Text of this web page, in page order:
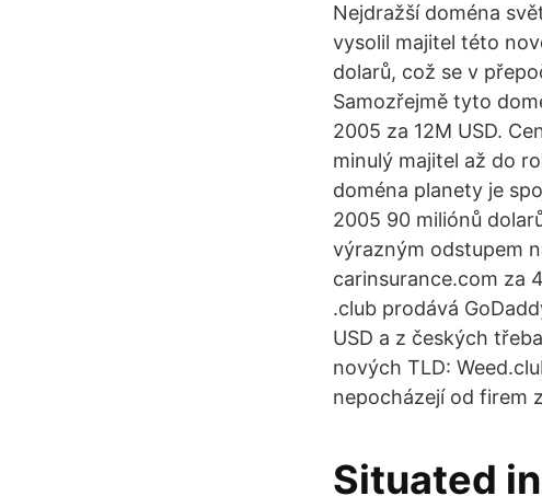
Nejdražší doména
vysolil majitel této
dolarů, což se v
Samozřejmě tyto
2005 za 12M USD.
minulý majitel až do
doména planety je
2005 90 miliónů
výrazným odstupem
carinsurance.com za
.club prodává
USD a z českých
nových TLD:
nepocházejí od firem
Situated